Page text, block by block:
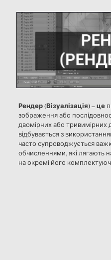
Рендер (Візуалізація) – це
зображення або
двомірних або
відбувається з
часто супроводжується
обчисленнями, які лягають
на окремі його